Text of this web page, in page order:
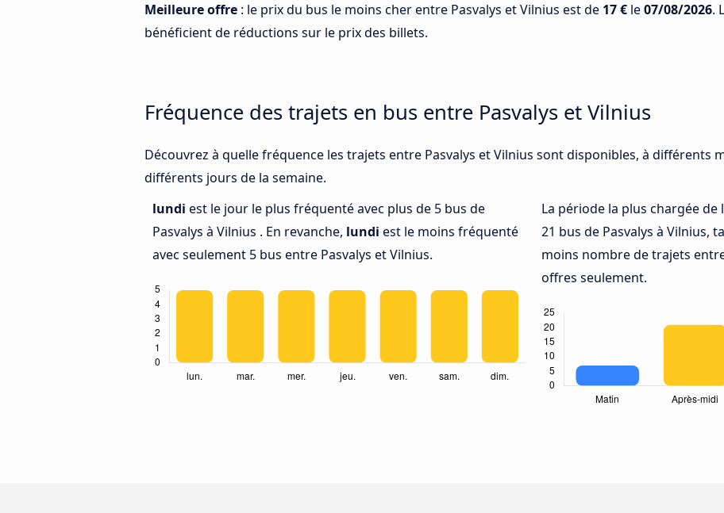
Meilleure offre : le prix du bus le moins cher entre Pasvalys et Vilnius est de 17 € le07/08/2026.
bénéficient de réductions sur le prix des billets.
Fréquence des trajets en bus entre Pasvalys et Vilnius
Découvrez à quelle fréquence les trajets entre Pasvalys et Vilnius sont disponibles, à différents
différents jours de la semaine.
lundi est le jour le plus fréquenté avec plus de 5 bus de
Pasvalys à Vilnius . En revanche, lundi est le moins fréquenté
avec seulement 5 bus entre Pasvalys et Vilnius.
La période la plus chargée de
21 bus de Pasvalys à Vilnius,
moins nombre de trajets
offres seulement.